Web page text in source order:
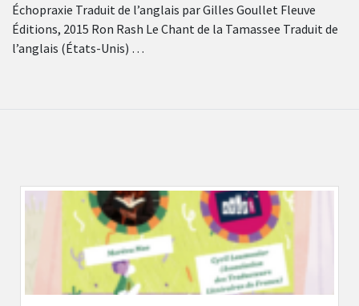
Échopraxie Traduit de l’anglais par Gilles Goullet Fleuve
Éditions, 2015 Ron Rash Le Chant de la Tamassee Traduit de
l’anglais (États-Unis) …